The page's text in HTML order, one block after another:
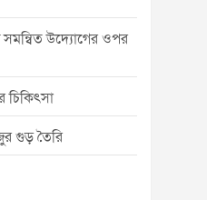
সমন্বিত উদ্যোগের ওপর
গুড় তৈরি